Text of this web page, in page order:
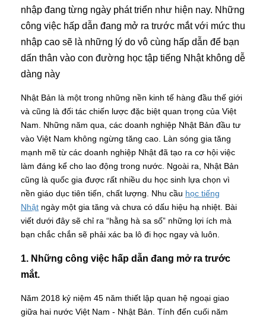
nhập đang từng ngày phát triển như hiện nay. Những
công việc hấp dẫn đang mở ra trước mắt với mức thu
nhập cao sẽ là những lý do vô cùng hấp dẫn để bạn
dấn thân vào con đường học tập tiếng Nhật không dễ
dàng này
Nhật Bản là một trong những nền kinh tế hàng đầu thế giới
và cũng là đối tác chiến lược đặc biệt quan trọng của Việt
Nam. Những năm qua, các doanh nghiệp Nhật Bản đầu tư
vào Việt Nam không ngừng tăng cao. Làn sóng gia tăng
mạnh mẽ từ các doanh nghiệp Nhật đã tạo ra cơ hội việc
làm đáng kể cho lao động trong nước. Ngoài ra, Nhật Bản
cũng là quốc gia được rất nhiều du học sinh lựa chọn vì
nền giáo dục tiên tiến, chất lượng. Nhu cầu học tiếng
Nhật ngày một gia tăng và chưa có dấu hiệu hạ nhiệt. Bài
viết dưới đây sẽ chỉ ra “hằng hà sa số” những lợi ích mà
bạn chắc chắn sẽ phải xác ba lô đi học ngay và luôn.
1. Những công việc hấp dẫn đang mở ra trước
mắt.
Năm 2018 kỷ niệm 45 năm thiết lập quan hệ ngoại giao
giữa hai nước Việt Nam - Nhật Bản. Tính đến cuối năm